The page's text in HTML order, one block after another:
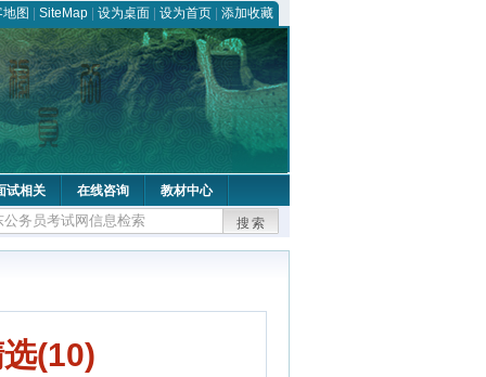
图 SiteMap 设为桌面 设为首页 添加收藏
试相关 在线咨询 教材中心
搜索
(10)